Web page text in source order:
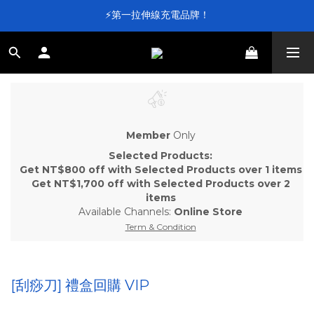
⚡第一拉伸線充電品牌！
⚡第一拉伸線充電品牌！
滿 $4,000 即享免運
⚡第一拉伸線充電品牌！
MemberOnly
Selected Products:
Get NT$800 off with Selected Products over 1 items
Get NT$1,700 off with Selected Products over 2
items
Available Channels: Online Store
Term & Condition
[刮痧刀] 禮盒回購 VIP